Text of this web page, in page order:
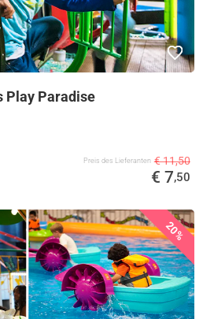
Play Paradise
Preis des Lieferanten € 11,50
€ 7,50
20%